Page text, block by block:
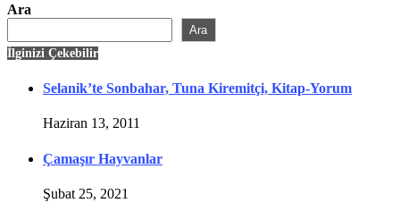
Ara
Ara
İlginizi Çekebilir
Selanik’te Sonbahar, Tuna Kiremitçi, Kitap-Yorum
Haziran 13, 2011
Çamaşır Hayvanlar
Şubat 25, 2021